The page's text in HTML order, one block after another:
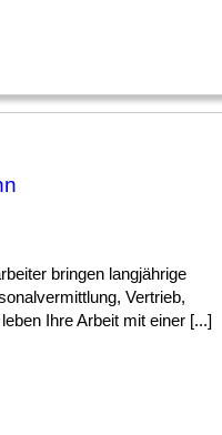
bringen langjährige
Vertrieb,
Ihre Arbeit mit einer [...]